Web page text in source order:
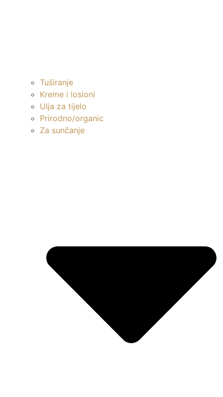
Tuširanje
Kreme i losioni
Ulja za tijelo
Prirodno/organic
Za sunčanje